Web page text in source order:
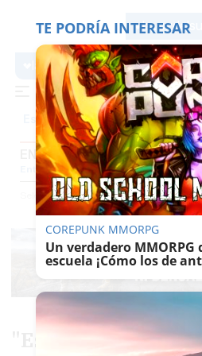
lavozdelsur.es
Es noticia Precio luz Ceuta
ENTREVISTAS
EntrevistasReportajesEl PatioGentes
Selección Entrevistas
"Es Podemos, con
TE PODRÍA INTERESAR
COREPUNK MMORPG
Un verdadero MMORPG
escuela ¡Cómo los de